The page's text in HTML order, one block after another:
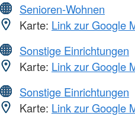
Senioren-Wohnen
Karte: Link zur Google
Sonstige Einrichtungen
Karte: Link zur Google
Sonstige Einrichtungen
Karte: Link zur Google